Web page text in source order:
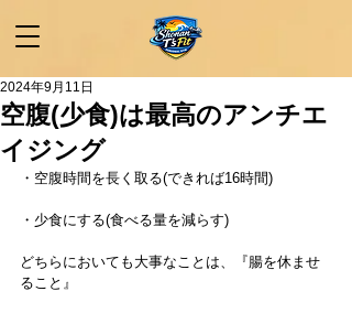
空腹(少食)は最高のアンチエ
イジング
2024年9月11日
・空腹時間を長く取る(できれば16時間)
・少食にする(食べる量を減らす)
どちらにおいても大事なことは、『腸を休ませ
ること』